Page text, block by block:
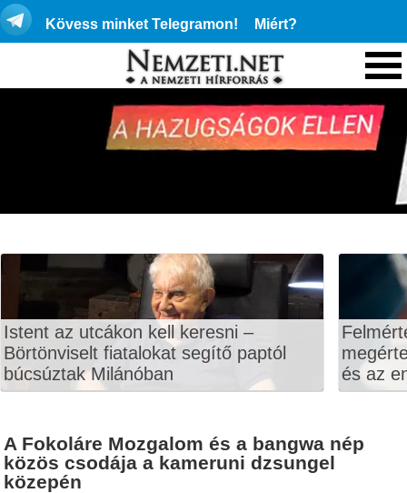
Kövess minket Telegramon! Miért?
Istent az utcákon kell keresni –
Börtönviselt fiatalokat segítő paptól
búcsúztak Milánóban
és az
A Fokoláre Mozgalom és a bangwa nép
közös csodája a kameruni dzsungel
közepén